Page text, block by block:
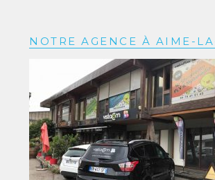
NOTRE AGENCE À AIME-